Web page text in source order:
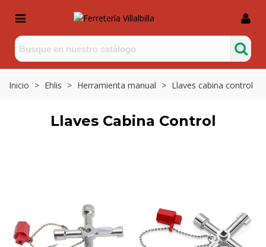
Inicio > Ehlis > Herramienta manual > Llaves cabina control
Llaves Cabina Control